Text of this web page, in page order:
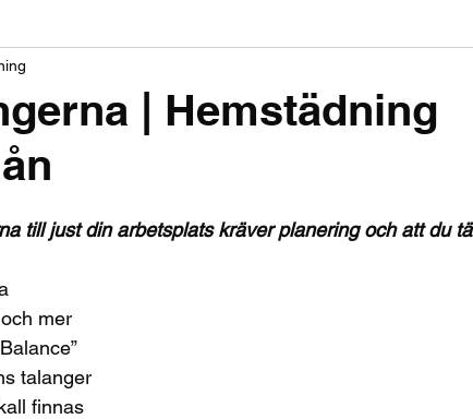
| Hemstädning
till just din arbetsplats kräver planering och att du
mer
talanger
finnas